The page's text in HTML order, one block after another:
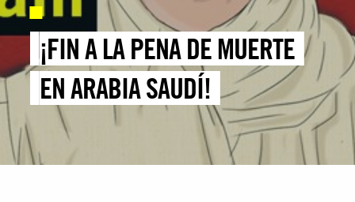
¡FIN A LA PENA DE MUERTE
EN ARABIA SAUDÍ!